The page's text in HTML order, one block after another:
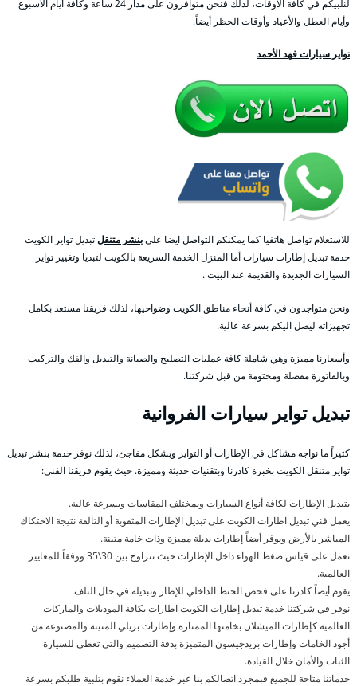
لنلبيكم في كافة الأوقات، لذلك فنحن متوافرون على مدار 24 ساعة وكافة أيام الأسبوع
وأيام العطل والأعياد وأوقات الحظر أيضاً.
تواير سيارات فهد الأحمد
للاستعلام تواصل هاتفيا كما يمكنكم التواصل ايضا علىبنشر متنقلتبديل تواير الكويت
خدمة تبديل إطارات سيارات أما المنزل الخدمة السريعة بالكويت لتبديا وتغيير تواير
السيارات الجديدة والقديمة عند البيت .
ونحن متواجدون في كافة أنحاء مناطق الكويت وضواحيها، لذلك فريقنا مستعد بكامل
تجهيزاته ليصل اليكم بسرعة عالية.
وأسعارنا مميزة وهي شاملة كافة عمليات التصليح والصيانة والتبديل والفك والتركيب
وبالفاتورة مفصلة ومختومة من قبل شركتنا.
تبديل تواير سيارات الفروانية
كثيراً ما نواجه مشاكل في الإطارات أو التواير وبشكل مفاجئ، لذلك نوفر خدمة بنشر تبديل
تواير متنقل الكويت بخبرة كادرنا وبتقنيات حديثة ومميزة. حيث يقوم فريقنا الفني:
بتبديل الإطارات لكافة أنواع السيارات وبمختلف المقاسات وبسرعة عالية.
يعمل فني تبديل اطارات الكويت على تبديل الإطارات المثقوبة أو التالفة نتيجة الاحتكاك
المباشر بالأرض ويوفر أيضاً إطارات بديلة مميزة وذات خامة متينة.
نعمل على قياس ضغط الهواء داخل الإطارات حيث تتراوح بين 30\35 ووفقاً للمعايير
العالمية.
يقوم أيضاً كادرنا على فحص الجنط الداخلي للإطار وتبديله في حال التلف.
نوفر في شركتنا خدمة تبديل إطارات الكويت اطارات بكافة الموديلات والماركات
العالمية كإطارات الميشلان بخامتها الممتازة وإطارات بريلي المتينة والمصنوعة من
أجود الخامات وإطارات بريدجيسون المتميزة بدقة التصميم والتي تعطي للسيارة
الثبات والأمان خلال القيادة.
خدماتنا متاحة للجميع فبمجرد اتصالكم بنا عبر خدمة العملاء نقوم بتلبية طلبكم بسرعة